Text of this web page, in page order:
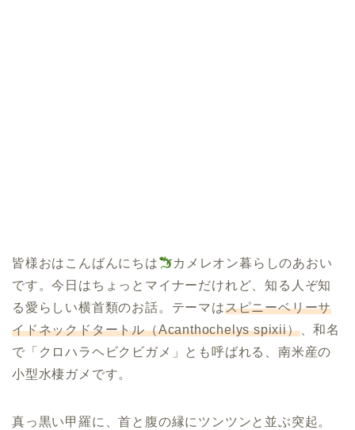
皆様おはこんばんにちは
カメレオン暮らしのあおい
です。今日はちょっとマイナーだけれど、知る人ぞ知
る愛らしい横首類のお話。テーマはスピニーベリーサ
イドネックドタートル（Acanthochelys spixii）、和名
で「クロハラヘビクビガメ」とも呼ばれる、南米産の
小型水棲ガメです。
真っ黒い甲羅に、首と腹の縁にツンツンと並ぶ突起。